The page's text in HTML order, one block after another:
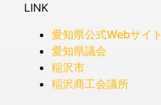
LINK
愛知県公式Webサイト
愛知県議会
稲沢市
稲沢商工会議所